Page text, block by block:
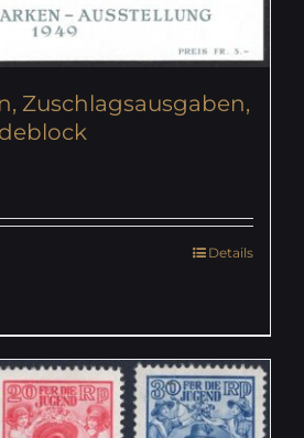
Zuschlagsausgaben,
Details